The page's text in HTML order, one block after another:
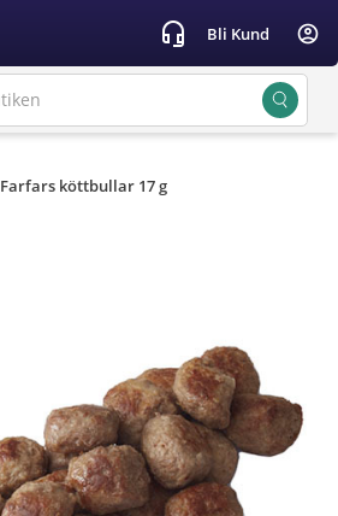
headset_mic Bli Kund account_circle
Farfars köttbullar 17 g